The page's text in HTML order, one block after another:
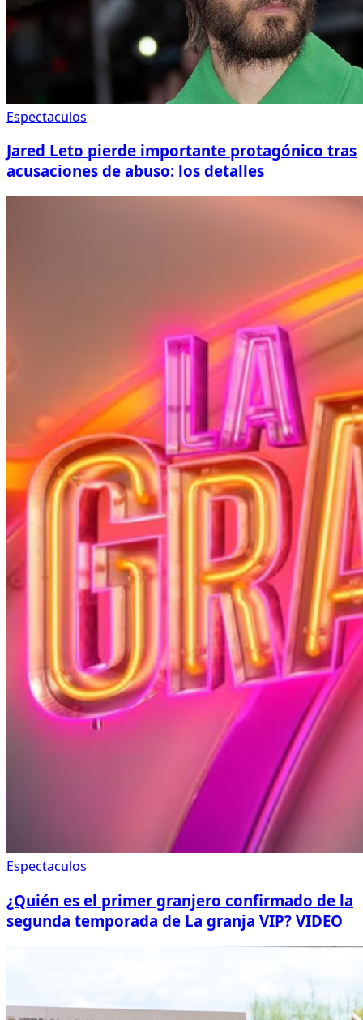
Espectaculos
Jared Leto pierde importante protagónico tras
acusaciones de abuso: los detalles
Espectaculos
¿Quién es el primer granjero confirmado de la
segunda temporada de La granja VIP? VIDEO